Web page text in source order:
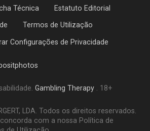
Técnica Estatuto Editorial
Termos de Utilização
Configurações de Privacidade
Gambling Therapy. 18+
LDA. Todos os direitos reservados.
com a nossa Política de